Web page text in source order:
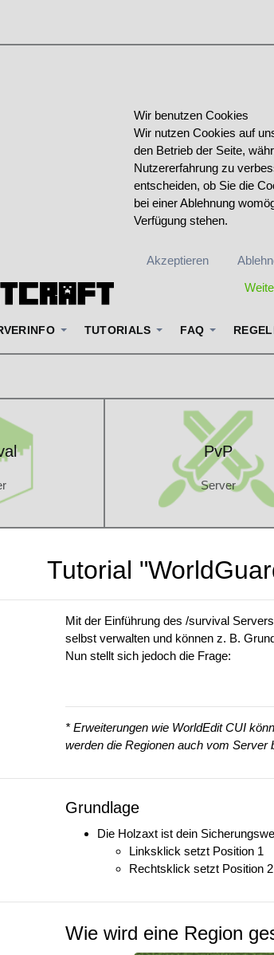
TUTORIALS FAQ
PvP
Server
Server
Tutorial
Mit der Einführung des /survival
selbst verwalten und können z. B.
Nun stellt sich jedoch die Frage:
* Erweiterungen wie WorldEdit CUI
werden die Regionen auch vom
Grundlage
Die Holzaxt ist dein
Linksklick setzt Position 1
Rechtsklick setzt Position 2
Wie wird eine Region
Wir benutzen Cookies
Wir nutzen Cookies auf
den Betrieb der Seite,
Nutzererfahrung zu
entscheiden, ob Sie die
bei einer Ablehnung
Verfügung stehen.
Akzeptieren